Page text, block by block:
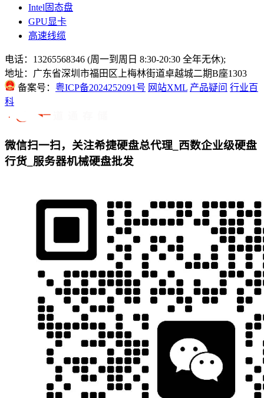
Intel固态盘
GPU显卡
高速线缆
电话：13265568346 (周一到周日 8:30-20:30 全年无休);
地址：广东省深圳市福田区上梅林街道卓越城二期B座1303
备案号： 粤ICP备2024252091号 网站XML 产品疑问 行业百
科
微信扫一扫，关注希捷硬盘总代理_西数企业级硬盘
行货_服务器机械硬盘批发